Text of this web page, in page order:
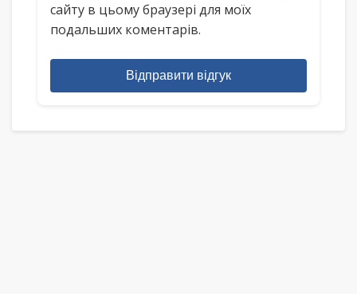
сайту в цьому браузері для моїх
подальших коментарів.
Відправити відгук